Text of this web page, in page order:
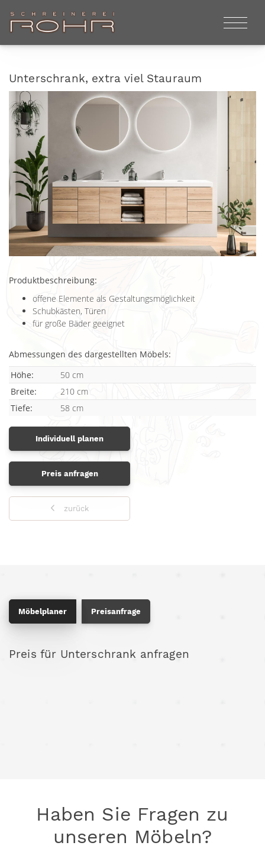
Unterschrank, extra viel Stauraum
Produktbeschreibung:
offene Elemente als Gestaltungsmöglichkeit
Schubkästen, Türen
für große Bäder geeignet
Abmessungen des dargestellten Möbels:
Höhe:
50 cm
Breite:
210 cm
Tiefe:
58 cm
Individuell planen
Preis anfragen
zurück
Möbelplaner Preisanfrage
Preis für Unterschrank anfragen
Haben Sie Fragen zu
unseren Möbeln?